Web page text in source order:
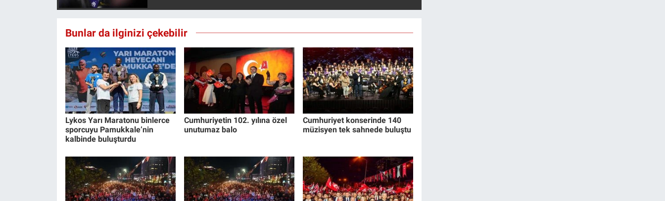
Bunlar da ilginizi çekebilir
Lykos Yarı Maratonu binlerce
sporcuyu Pamukkale’nin
kalbinde buluşturdu
Cumhuriyetin 102. yılına özel
unutumaz balo
Cumhuriyet konserinde 140
müzisyen tek sahnede buluştu